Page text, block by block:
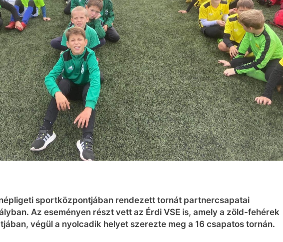
sportközpontjában rendezett tornát partnercsapatai
Az eseményen részt vett az Érdi VSE is, amely a zöld-fehérek
végül a nyolcadik helyet szerezte meg a 16 csapatos tornán.